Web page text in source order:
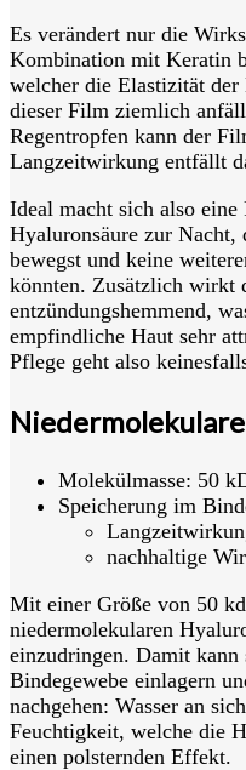
Es verändert nur die
Kombination mit Keratin
welcher die Elastizität
dieser Film ziemlich
Regentropfen kann der
Langzeitwirkung entfällt
Ideal macht sich also
Hyaluronsäure zur
bewegst und keine
könnten. Zusätzlich wirkt
entzündungshemmend,
empfindliche Haut sehr
Pflege geht also
Molekülmasse: 50
Speicherung im
nachhaltige
Mit einer Größe von 50
niedermolekularen
einzudringen. Damit
Bindegewebe einlagern
nachgehen: Wasser an
Feuchtigkeit, welche die
einen polsternden Effekt.